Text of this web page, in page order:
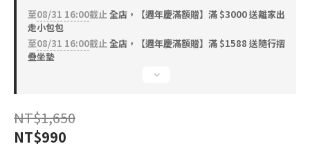
至08/31 16:00截止全店，【週年慶滿額贈】滿 $3000 送離家出
走小包包
至08/31 16:00截止全店，【週年慶滿額贈】滿 $1588 送隨行摺
疊坐墊
NT$1,650
NT$990